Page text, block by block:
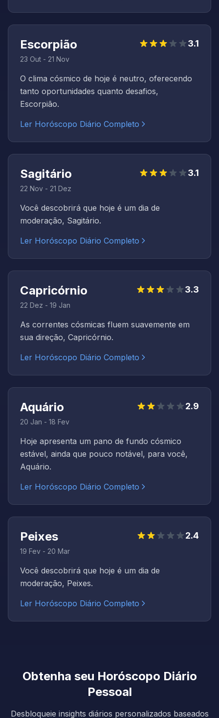
Escorpião
23 Out - 21 Nov
3.1
O clima cósmico de hoje é neutro, oferecendo
tanto oportunidades quanto desafios,
Escorpião.
Ler Horóscopo Diário Completo
Sagitário
22 Nov - 21 Dez
3.1
Você descobrirá que hoje é um dia de
moderação, Sagitário.
Ler Horóscopo Diário Completo
Capricórnio
22 Dez - 19 Jan
3.3
As correntes cósmicas fluem suavemente em
sua direção, Capricórnio.
Ler Horóscopo Diário Completo
Aquário
20 Jan - 18 Fev
2.9
Hoje apresenta um pano de fundo cósmico
estável, ainda que pouco notável, para você,
Aquário.
Ler Horóscopo Diário Completo
Peixes
19 Fev - 20 Mar
2.4
Você descobrirá que hoje é um dia de
moderação, Peixes.
Ler Horóscopo Diário Completo
Obtenha seu Horóscopo Diário
Pessoal
Desbloqueie insights diários personalizados baseados